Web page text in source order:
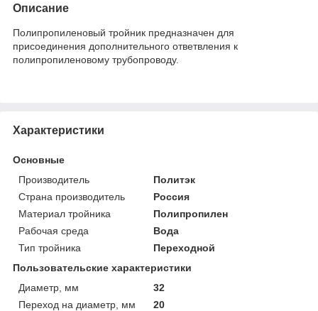
Описание
Полипропиленовый тройник предназначен для
присоединения дополнительного ответвления к
полипропиленовому трубопроводу.
Характеристики
Основные
Производитель
Политэк
Страна производитель
Россия
Материал тройника
Полипропилен
Рабочая среда
Вода
Тип тройника
Переходной
Пользовательские характеристики
Диаметр, мм
32
Переход на диаметр, мм
20